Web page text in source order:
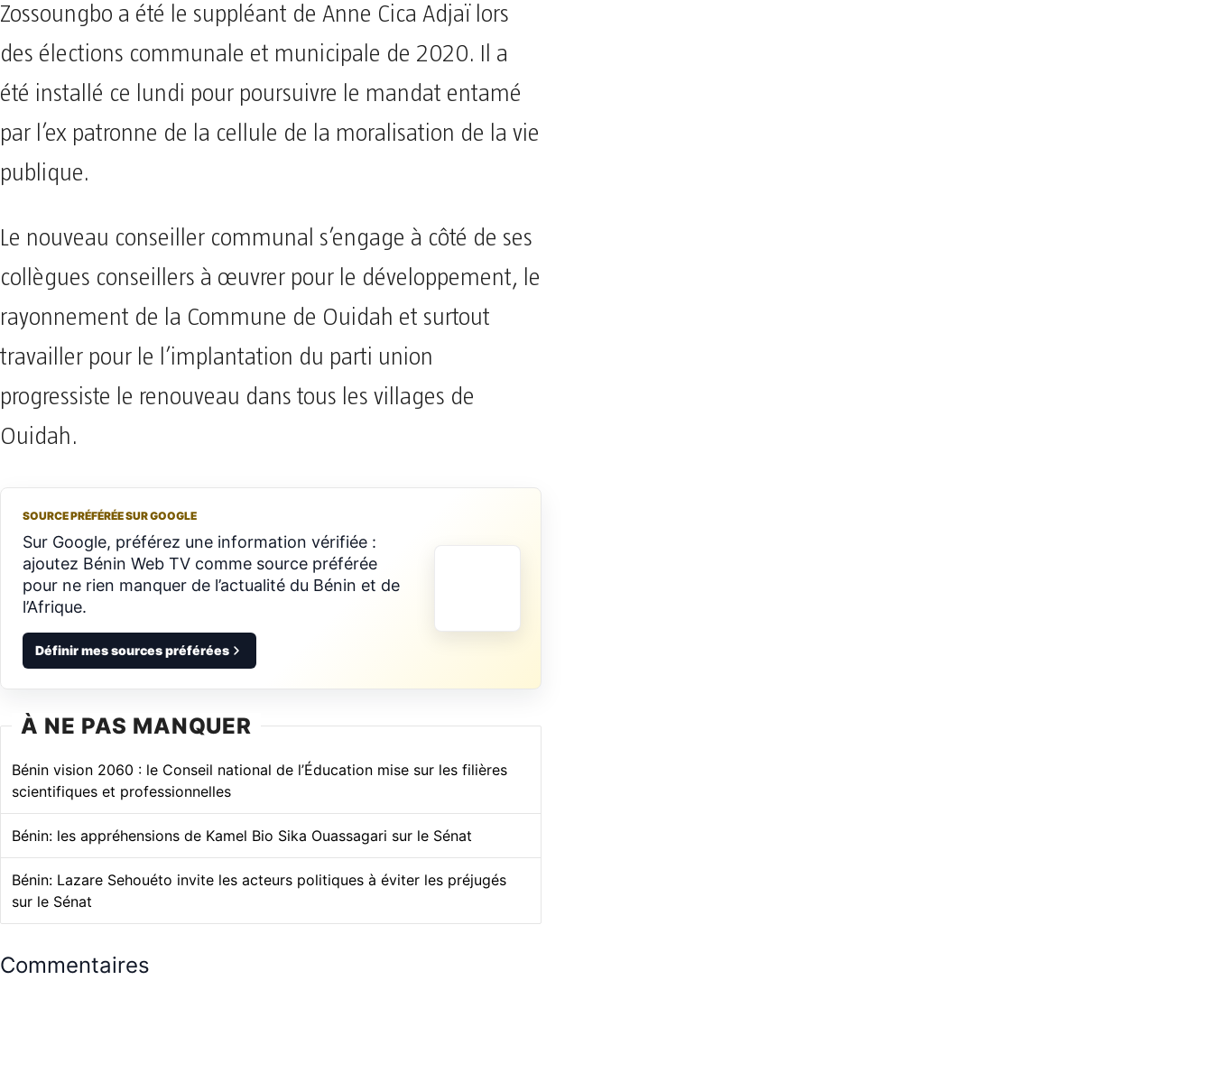
Zossoungbo a été le suppléant de Anne Cica Adjaï lors
des élections communale et municipale de 2020. Il a
été installé ce lundi pour poursuivre le mandat entamé
par l’ex patronne de la cellule de la moralisation de la vie
publique.
Le nouveau conseiller communal s’engage à côté de ses
collègues conseillers à œuvrer pour le développement, le
rayonnement de la Commune de Ouidah et surtout
travailler pour le l’implantation du parti union
progressiste le renouveau dans tous les villages de
Ouidah.
SOURCE PRÉFÉRÉE SUR GOOGLE
Sur Google, préférez une information vérifiée :
ajoutez Bénin Web TV comme source préférée
pour ne rien manquer de l’actualité du Bénin et de
l’Afrique.
Définir mes sources préférées
À NE PAS MANQUER
Bénin vision 2060 : le Conseil national de l’Éducation mise sur les filières
scientifiques et professionnelles
Bénin: les appréhensions de Kamel Bio Sika Ouassagari sur le Sénat
Bénin: Lazare Sehouéto invite les acteurs politiques à éviter les préjugés
sur le Sénat
Commentaires